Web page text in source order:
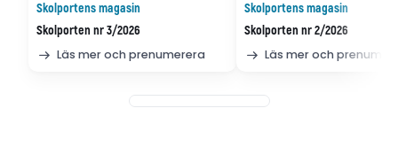
Skolportens magasin
Skolporten nr 3/2026
Läs mer och prenumerera
Skolportens magasin
Skolporten nr 2/2026
Läs mer och